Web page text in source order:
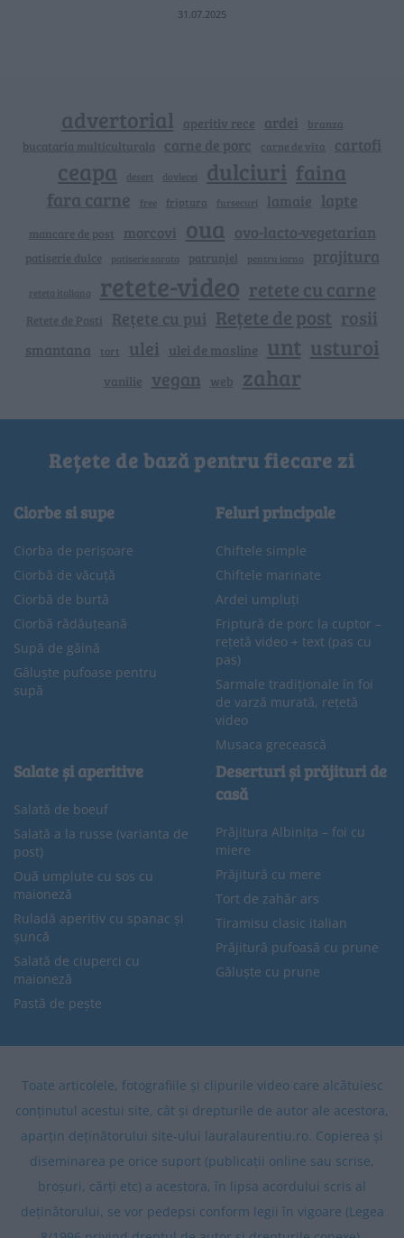
31.07.2025
advertorial aperitiv rece ardei branza
bucataria multiculturala carne de porc carne de vita cartofi
ceapa desert dovlecei dulciuri faina
fara carne free friptura fursecuri lamaie lapte
mancare de post morcovi oua ovo-lacto-vegetarian
patiserie dulce patiserie sarata patrunjel pentru iarna prajitura
reteta italiana retete-video retete cu carne
Retete de Pasti Rețete cu pui Rețete de post rosii
smantana tort ulei ulei de masline unt usturoi
vanilie vegan web zahar
Rețete de bază pentru fiecare zi
Ciorbe si supe
Ciorba de perișoare
Ciorbă de văcuță
Ciorbă de burtă
Ciorbă rădăuțeană
Supă de găină
Găluște pufoase pentru
supă
Feluri principale
Chiftele simple
Chiftele marinate
Ardei umpluți
Friptură de porc la cuptor –
rețetă video + text (pas cu
pas)
Sarmale tradiționale în foi
de varză murată, rețetă
video
Musaca grecească
Salate și aperitive
Salată de boeuf
Salată a la russe (varianta de
post)
Ouă umplute cu sos cu
maioneză
Ruladă aperitiv cu spanac și
șuncă
Salată de ciuperci cu
maioneză
Pastă de pește
Deserturi și prăjituri de
casă
Prăjitura Albinița – foi cu
miere
Prăjitură cu mere
Tort de zahăr ars
Tiramisu clasic italian
Prăjitură pufoasă cu prune
Găluște cu prune
Toate articolele, fotografiile și clipurile video care alcătuiesc
conținutul acestui site, cât și drepturile de autor ale acestora,
aparțin deținătorului site-ului lauralaurentiu.ro. Copierea și
diseminarea pe orice suport (publicații online sau scrise,
broșuri, cărți etc) a acestora, în lipsa acordului scris al
deținătorului, se vor pedepsi conform legii în vigoare (Legea